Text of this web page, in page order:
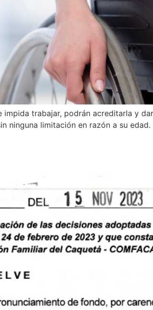
trabajar, podrán acreditarla y
ninguna limitación en razón a su